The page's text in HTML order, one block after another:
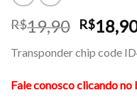
R$19,90 O
original
era:
R$
Transponder chip code
Fale conosco clicando